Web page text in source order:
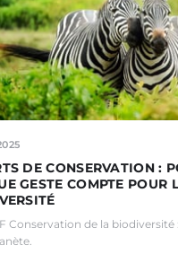
DE CONSERVATION :
GESTE COMPTE POUR
Conservation de la